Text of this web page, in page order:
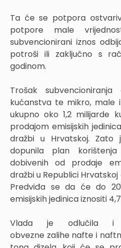
Ta će se potpora
potpore male
subvencionirani iznos
potroši ili zaključno s
godinom.
Trošak
kućanstva te mikro, male
ukupno oko 1,2 milijarde
prodajom emisijskih
dražbi u Hrvatskoj. Zato
dopunila plan korištenja
dobivenih od prodaje
dražbi u Republici Hrvatskoj
Predviđa se da će do
emisijskih jedinica iznositi
Vlada je odlučila
obvezne zalihe nafte i